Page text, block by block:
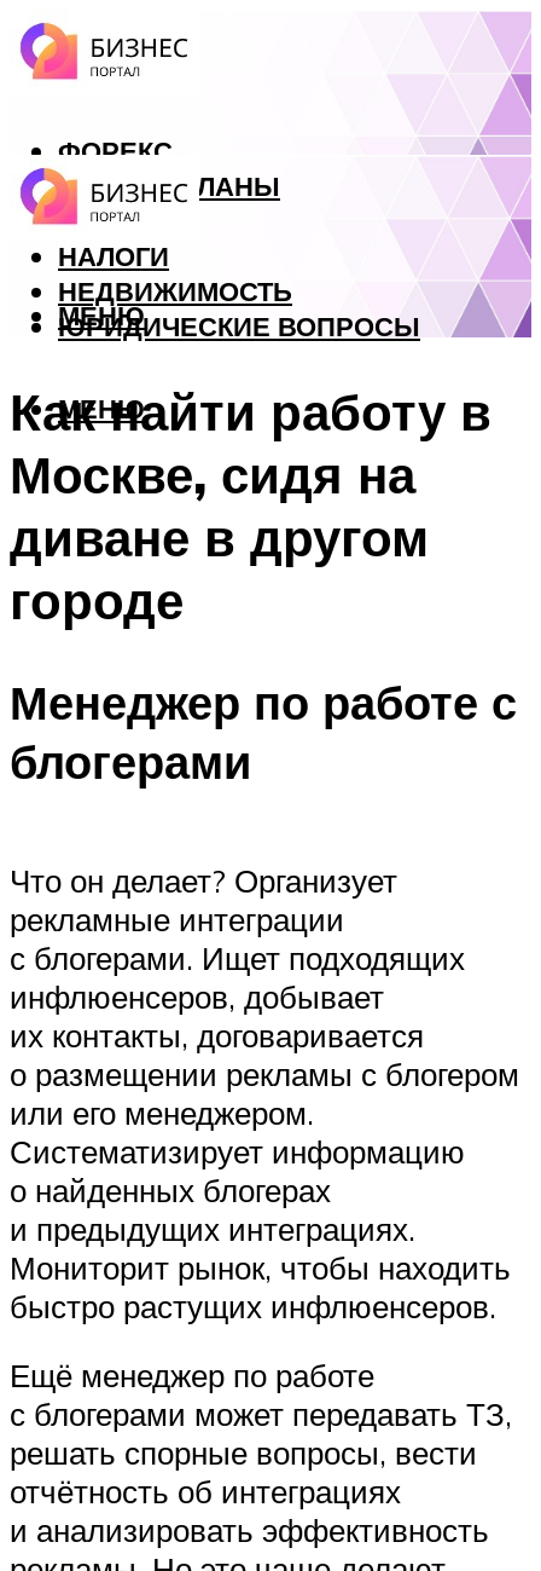
ФОРЕКС
БИЗНЕС ПЛАНЫ
КРЕДИТЫ
НАЛОГИ
НЕДВИЖИМОСТЬ
ЮРИДИЧЕСКИЕ ВОПРОСЫ
МЕНЮ
МЕНЮ
Как найти работу в
Москве, сидя на
диване в другом
городе
Менеджер по работе с
блогерами
Что он делает? Организует
рекламные интеграции
с блогерами. Ищет подходящих
инфлюенсеров, добывает
их контакты, договаривается
о размещении рекламы с блогером
или его менеджером.
Систематизирует информацию
о найденных блогерах
и предыдущих интеграциях.
Мониторит рынок, чтобы находить
быстро растущих инфлюенсеров.
Ещё менеджер по работе
с блогерами может передавать ТЗ,
решать спорные вопросы, вести
отчётность об интеграциях
и анализировать эффективность